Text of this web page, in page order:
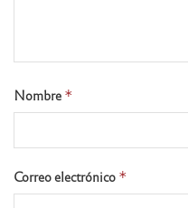
Nombre *
Correo electrónico *